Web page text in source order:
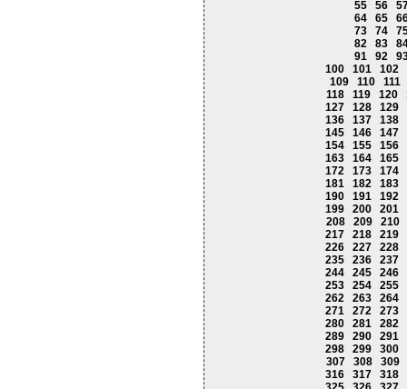
55
56
64
65
73
74
82
83
91
92
100
101
102
109
110
111
118
119 120
127
128
129
136
137
138
145
146
147
154
155
156
163
164
165
172
173
174
181
182
183
190
191
192
199
200
201
208
209
210
217
218
219
226
227
228
235
236
237
244
245
246
253
254
255
262
263
264
271
272
273
280
281
282
289
290
291
298
299
300
307
308
309
316
317
318